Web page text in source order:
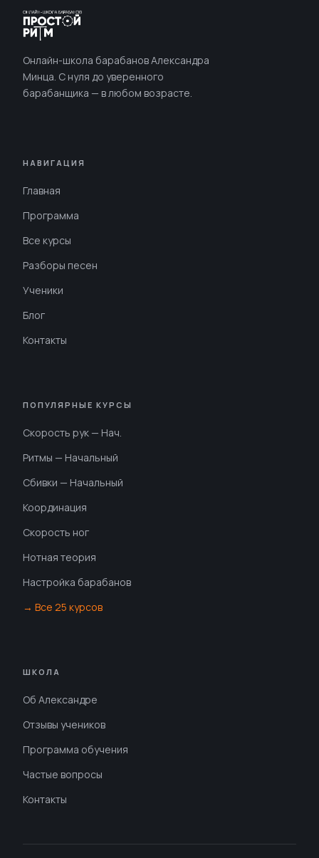
Онлайн-школа барабанов Александра
Минца. С нуля до уверенного
барабанщика — в любом возрасте.
НАВИГАЦИЯ
Главная
Программа
Все курсы
Разборы песен
Ученики
Блог
Контакты
ПОПУЛЯРНЫЕ КУРСЫ
Скорость рук — Нач.
Ритмы — Начальный
Сбивки — Начальный
Координация
Скорость ног
Нотная теория
Настройка барабанов
→ Все 25 курсов
ШКОЛА
Об Александре
Отзывы учеников
Программа обучения
Частые вопросы
Контакты